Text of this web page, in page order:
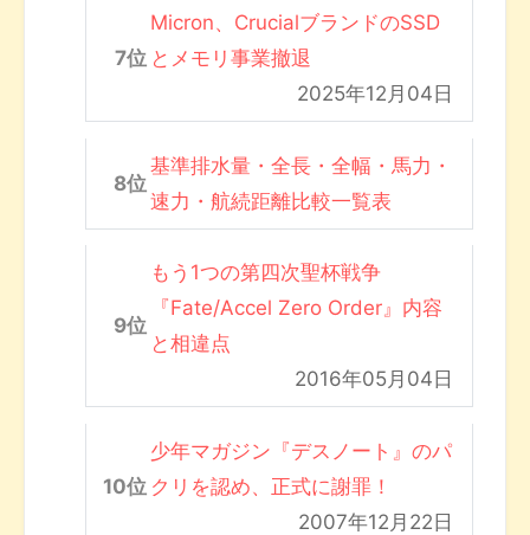
Micron、CrucialブランドのSSD
とメモリ事業撤退
2025年12月04日
基準排水量・全長・全幅・馬力・
速力・航続距離比較一覧表
もう1つの第四次聖杯戦争
『Fate/Accel Zero Order』内容
と相違点
2016年05月04日
少年マガジン『デスノート』のパ
クリを認め、正式に謝罪！
2007年12月22日